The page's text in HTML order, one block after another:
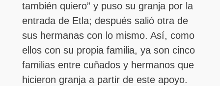
también quiero” y puso su granja por la
entrada de Etla; después salió otra de
sus hermanas con lo mismo. Así, como
ellos con su propia familia, ya son cinco
familias entre cuñados y hermanos que
hicieron granja a partir de este apoyo.